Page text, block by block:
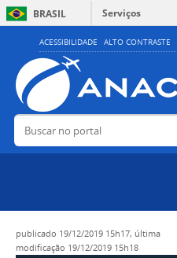
ACESSIBILIDADE ALTO CONTRASTE
BRASIL
Serviços
Buscar no portal
publicado 19/12/2019 15h17, última
modificação 19/12/2019 15h18